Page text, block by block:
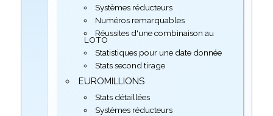
Systèmes réducteurs
Numéros remarquables
Réussites d'une combinaison au
LOTO
Statistiques pour une date donnée
Stats second tirage
EUROMILLIONS
Stats détaillées
Systèmes réducteurs